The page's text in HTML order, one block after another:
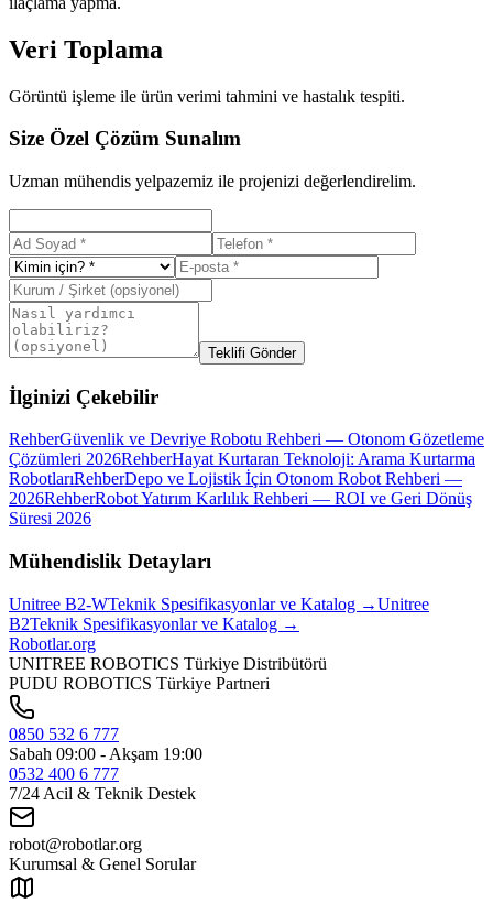
Veri Toplama
Görüntü işleme ile ürün verimi tahmini ve hastalık tespiti.
Size Özel Çözüm Sunalım
Uzman mühendis yelpazemiz ile projenizi değerlendirelim.
Teklifi Gönder
İlginizi Çekebilir
RehberGüvenlik ve Devriye Robotu Rehberi — Otonom Gözetleme
Çözümleri 2026RehberHayat Kurtaran Teknoloji: Arama Kurtarma
RobotlarıRehberDepo ve Lojistik İçin Otonom Robot Rehberi —
2026RehberRobot Yatırım Karlılık Rehberi — ROI ve Geri Dönüş
Süresi 2026
Mühendislik Detayları
Unitree B2-WTeknik Spesifikasyonlar ve Katalog →Unitree
B2Teknik Spesifikasyonlar ve Katalog →
Robotlar.org
UNITREE ROBOTICS Türkiye Distribütörü
PUDU ROBOTICS Türkiye Partneri
0850 532 6 777
Sabah 09:00 - Akşam 19:00
0532 400 6 777
7/24 Acil & Teknik Destek
robot@robotlar.org
Kurumsal & Genel Sorular